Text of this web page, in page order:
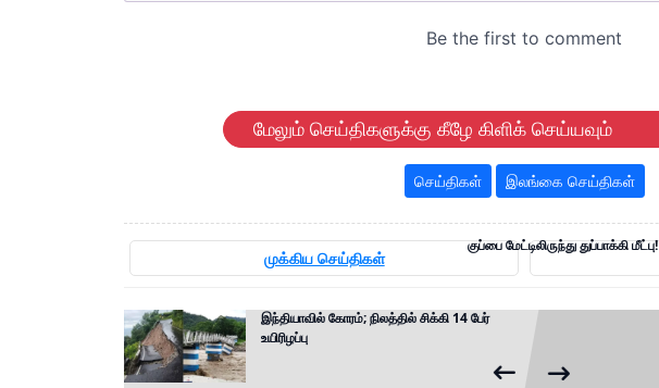
மேலும் செய்திகளுக்கு கீழே கிளிக் செய்யவும்
செய்திகள் இலங்கை செய்திகள்
முக்கிய செய்திகள்
இந்தியாவில் கோரம்; நிலத்தில் சிக்கி 14 பேர்
உயிரிழப்பு
குப்பை மேட்டிலிருந்து துப்பாக்கி மீட்பு!